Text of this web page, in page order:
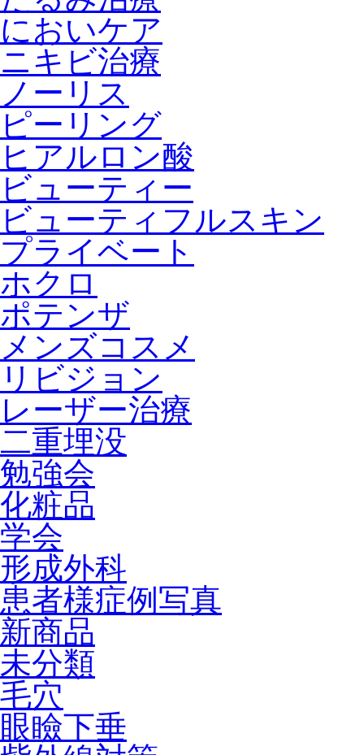
においケア
ニキビ治療
ノーリス
ピーリング
ヒアルロン酸
ビューティー
ビューティフルスキン
プライベート
ホクロ
ポテンザ
メンズコスメ
リビジョン
レーザー治療
二重埋没
勉強会
化粧品
学会
形成外科
患者様症例写真
新商品
未分類
毛穴
眼瞼下垂